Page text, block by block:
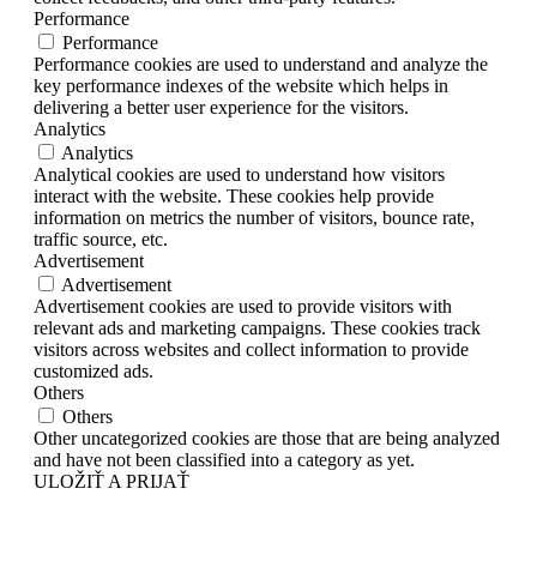
Performance
Performance
Performance cookies are used to understand and analyze the
key performance indexes of the website which helps in
delivering a better user experience for the visitors.
Analytics
Analytics
Analytical cookies are used to understand how visitors
interact with the website. These cookies help provide
information on metrics the number of visitors, bounce rate,
traffic source, etc.
Advertisement
Advertisement
Advertisement cookies are used to provide visitors with
relevant ads and marketing campaigns. These cookies track
visitors across websites and collect information to provide
customized ads.
Others
Others
Other uncategorized cookies are those that are being analyzed
and have not been classified into a category as yet.
ULOŽIŤ A PRIJAŤ